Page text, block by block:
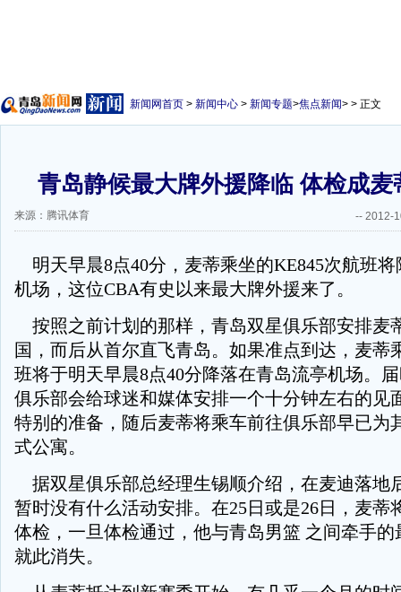
新闻网首页 > 新闻中心 > 新闻专题>焦点新闻> > 正文
青岛静候最大牌外援降临 体检成麦
来源：腾讯体育 -- 2012-
明天早晨8点40分，麦蒂乘坐的KE845次航班
机场，这位CBA有史以来最大牌外援来了。
按照之前计划的那样，青岛双星俱乐部安排麦
国，而后从首尔直飞青岛。如果准点到达，麦蒂
班将于明天早晨8点40分降落在青岛流亭机场。
俱乐部会给球迷和媒体安排一个十分钟左右的见
特别的准备，随后麦蒂将乘车前往俱乐部早已为
式公寓。
据双星俱乐部总经理生锡顺介绍，在麦迪落地
暂时没有什么活动安排。在25日或是26日，麦蒂
体检，一旦体检通过，他与青岛男篮 之间牵手
就此消失。